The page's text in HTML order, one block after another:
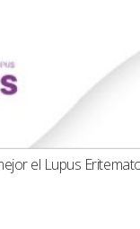
el Lupus